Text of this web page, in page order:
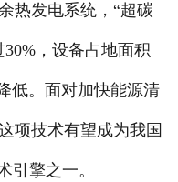
热发电系统，“超碳
，设备占地面积
低。面对加快能源清
项技术有望成为我国
引擎之一。